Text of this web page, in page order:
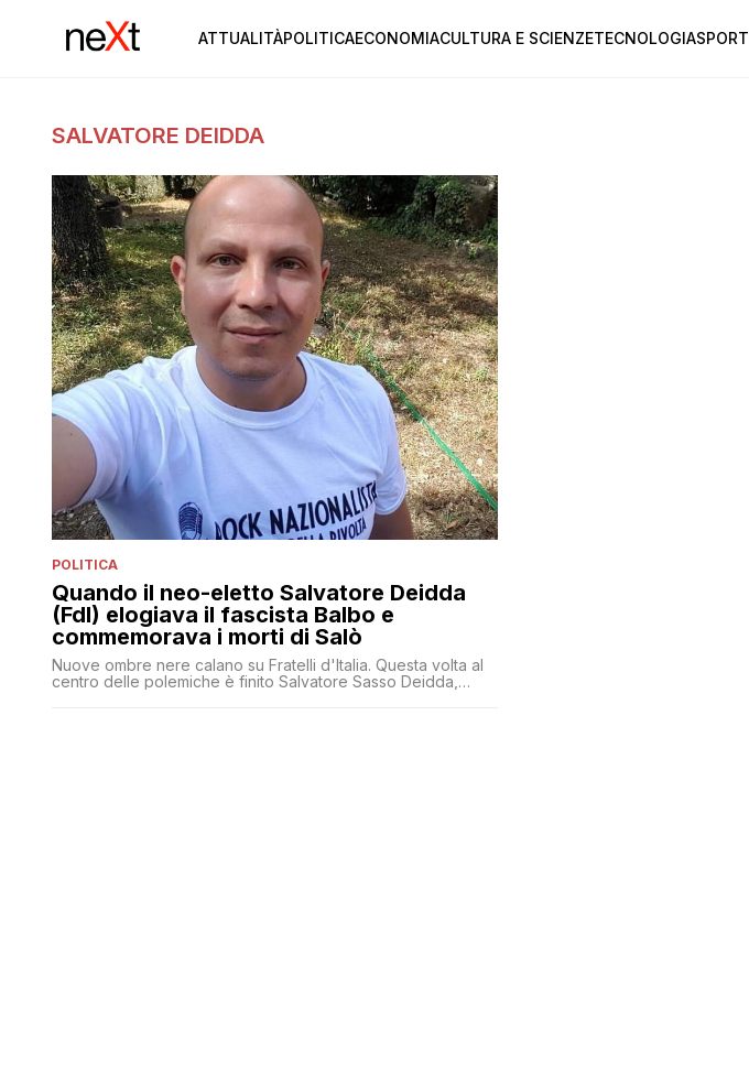
ATTUALITÀPOLITICAECONOMIACULTURA E SCIENZETECNOLOGIASPORT
SALVATORE DEIDDA
POLITICA
Quando il neo-eletto Salvatore Deidda
(FdI) elogiava il fascista Balbo e
commemorava i morti di Salò
Nuove ombre nere calano su Fratelli d'Italia. Questa volta al
centro delle polemiche è finito Salvatore Sasso Deidda,